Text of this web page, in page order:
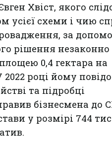
Хвіст, якого
усієї схеми і чию
за
рішення незаконно
0,4 гектара на
році йому
та підробці
бізнесмена до
у розмірі 744